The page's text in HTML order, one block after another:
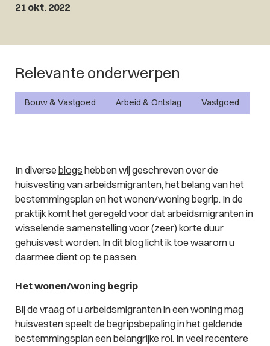
21 okt. 2022
Relevante onderwerpen
Bouw & Vastgoed Arbeid & Ontslag Vastgoed
In diverse blogs hebben wij geschreven over de
huisvesting van arbeidsmigranten, het belang van het
bestemmingsplan en het wonen/woning begrip. In de
praktijk komt het geregeld voor dat arbeidsmigranten in
wisselende samenstelling voor (zeer) korte duur
gehuisvest worden. In dit blog licht ik toe waarom u
daarmee dient op te passen.
Het wonen/woning begrip
Bij de vraag of u arbeidsmigranten in een woning mag
huisvesten speelt de begripsbepaling in het geldende
bestemmingsplan een belangrijke rol. In veel recentere